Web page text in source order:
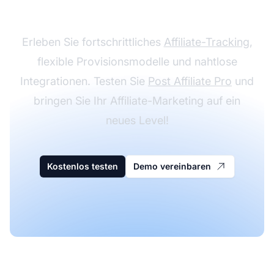
Erleben Sie fortschrittliches Affiliate-Tracking,
flexible Provisionsmodelle und nahtlose
Integrationen. Testen Sie Post Affiliate Pro und
bringen Sie Ihr Affiliate-Marketing auf ein
neues Level!
Kostenlos testen Demo vereinbaren